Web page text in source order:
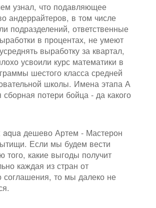
узнал, что подавляющее
андеррайтеров, в том числе
подразделений, ответственные
в процентах, не умеют
выработку за квартал,
усвоили курс математики в
шестого класса средней
школы. Имена этапа А
сборная потери бойца - да какого
aqua дешево Артем - Мастерон
Если мы будем вести
того, какие выгоды получит
каждая из стран от
соглашения, то мы далеко не